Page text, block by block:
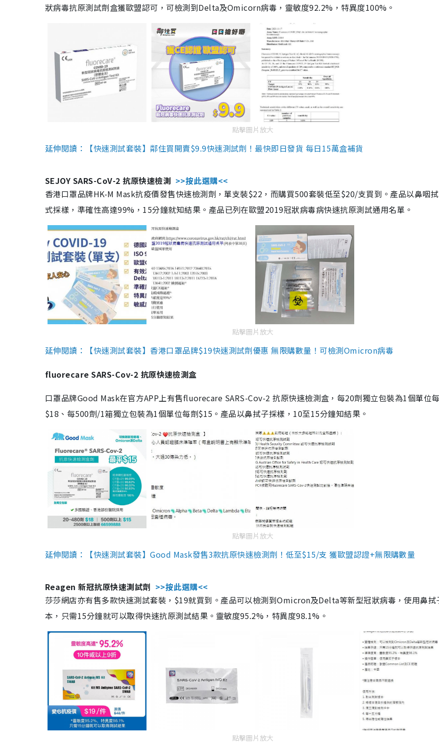
狀病毒抗原測試劑盒獲歐盟認可，可檢測到Delta及Omicorn病毒，靈敏度92.2%，特異度100%。
點擊圖片放大
延伸閱讀：【快速測試套裝】鄰住買開賣$9.9快速測試劑！最快即日發貨 每日15萬盒補貨
SEJOY SARS-CoV-2 抗原快速檢測 >>按此選購<<
香港口罩品牌HK-M Mask抗疫價發售快速檢測劑，單支裝$22，而購買500套裝低至$20/支買到。產品以鼻咽
式採樣，準確性高達99%，15分鐘就知結果。產品已列在歐盟2019冠狀病毒病快速抗原測試通用名單。
點擊圖片放大
延伸閱讀：【快速測試套裝】香港口罩品牌$19快速測試劑優惠 無限購數量！可檢測Omicron病毒
fluorecare SARS-Cov-2 抗原快速檢測盒
口罩品牌Good Mask在官方APP上有售fluorecare SARS-Cov-2 抗原快速檢測盒，每20劑獨立包裝為1個單位
$18、每500劑/1箱獨立包裝為1個單位每劑$15。產品以鼻拭子採樣，10至15分鐘知結果。
點擊圖片放大
延伸閱讀：【快速測試套裝】Good Mask發售3款抗原快速檢測劑！低至$15/支 獲歐盟認證+無限購數量
Reagen 新冠抗原快速測試劑 >>按此選購<<
莎莎網店亦有售多款快速測試套裝，$19就買到。產品可以檢測到Omicron及Delta等新型冠狀病毒，使用鼻拭
本，只需15分鐘就可以取得快速抗原測試結果。靈敏度95.2%，特異度98.1%。
點擊圖片放大